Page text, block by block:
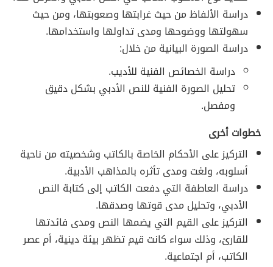
دراسة الألفاظ من حيث غرابتها وصعوبتها، ومن حيث
سهولتها ووضوحها ومدى تداولها واستخدامها.
دراسة الصورة البيانية من خلال:
دراسة الخصائص الفنية للأديب.
تحليل الصورة الفنية للنص الأدبي بشكل دقيق
ومفصل.
خطوات أخرى
التركيز على الأحكام الخاصة بالكاتب وشخصيته من ناحية
أسلوبه، ولغت ومدى تأثره بالمذاهب الأدبية.
دراسة العاطفة التي دفعت الكاتب إلى كتابة النص
الأدبي، وتحليل مدى قوتها وصدقها.
التركيز على القيم التي يضمها النص ومدى فائدتها
للقارئ، وذلك سواء كانت قيم تظهر بيئة دينية، أم عصر
الكاتب، أم اجتماعية.